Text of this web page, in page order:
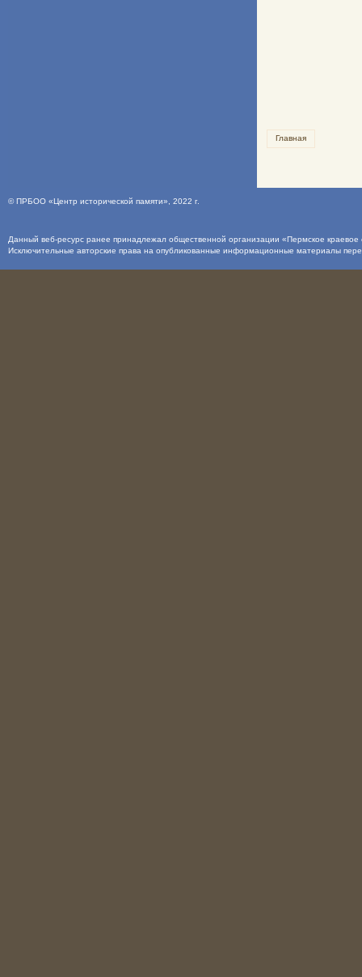
Главная
©ПРБОО «Центр исторической памяти» , 2022 г.
Данный веб-ресурс ранее принадлежал общественной организации «Пермское
Исключительные авторские права на опубликованные информационные материалы